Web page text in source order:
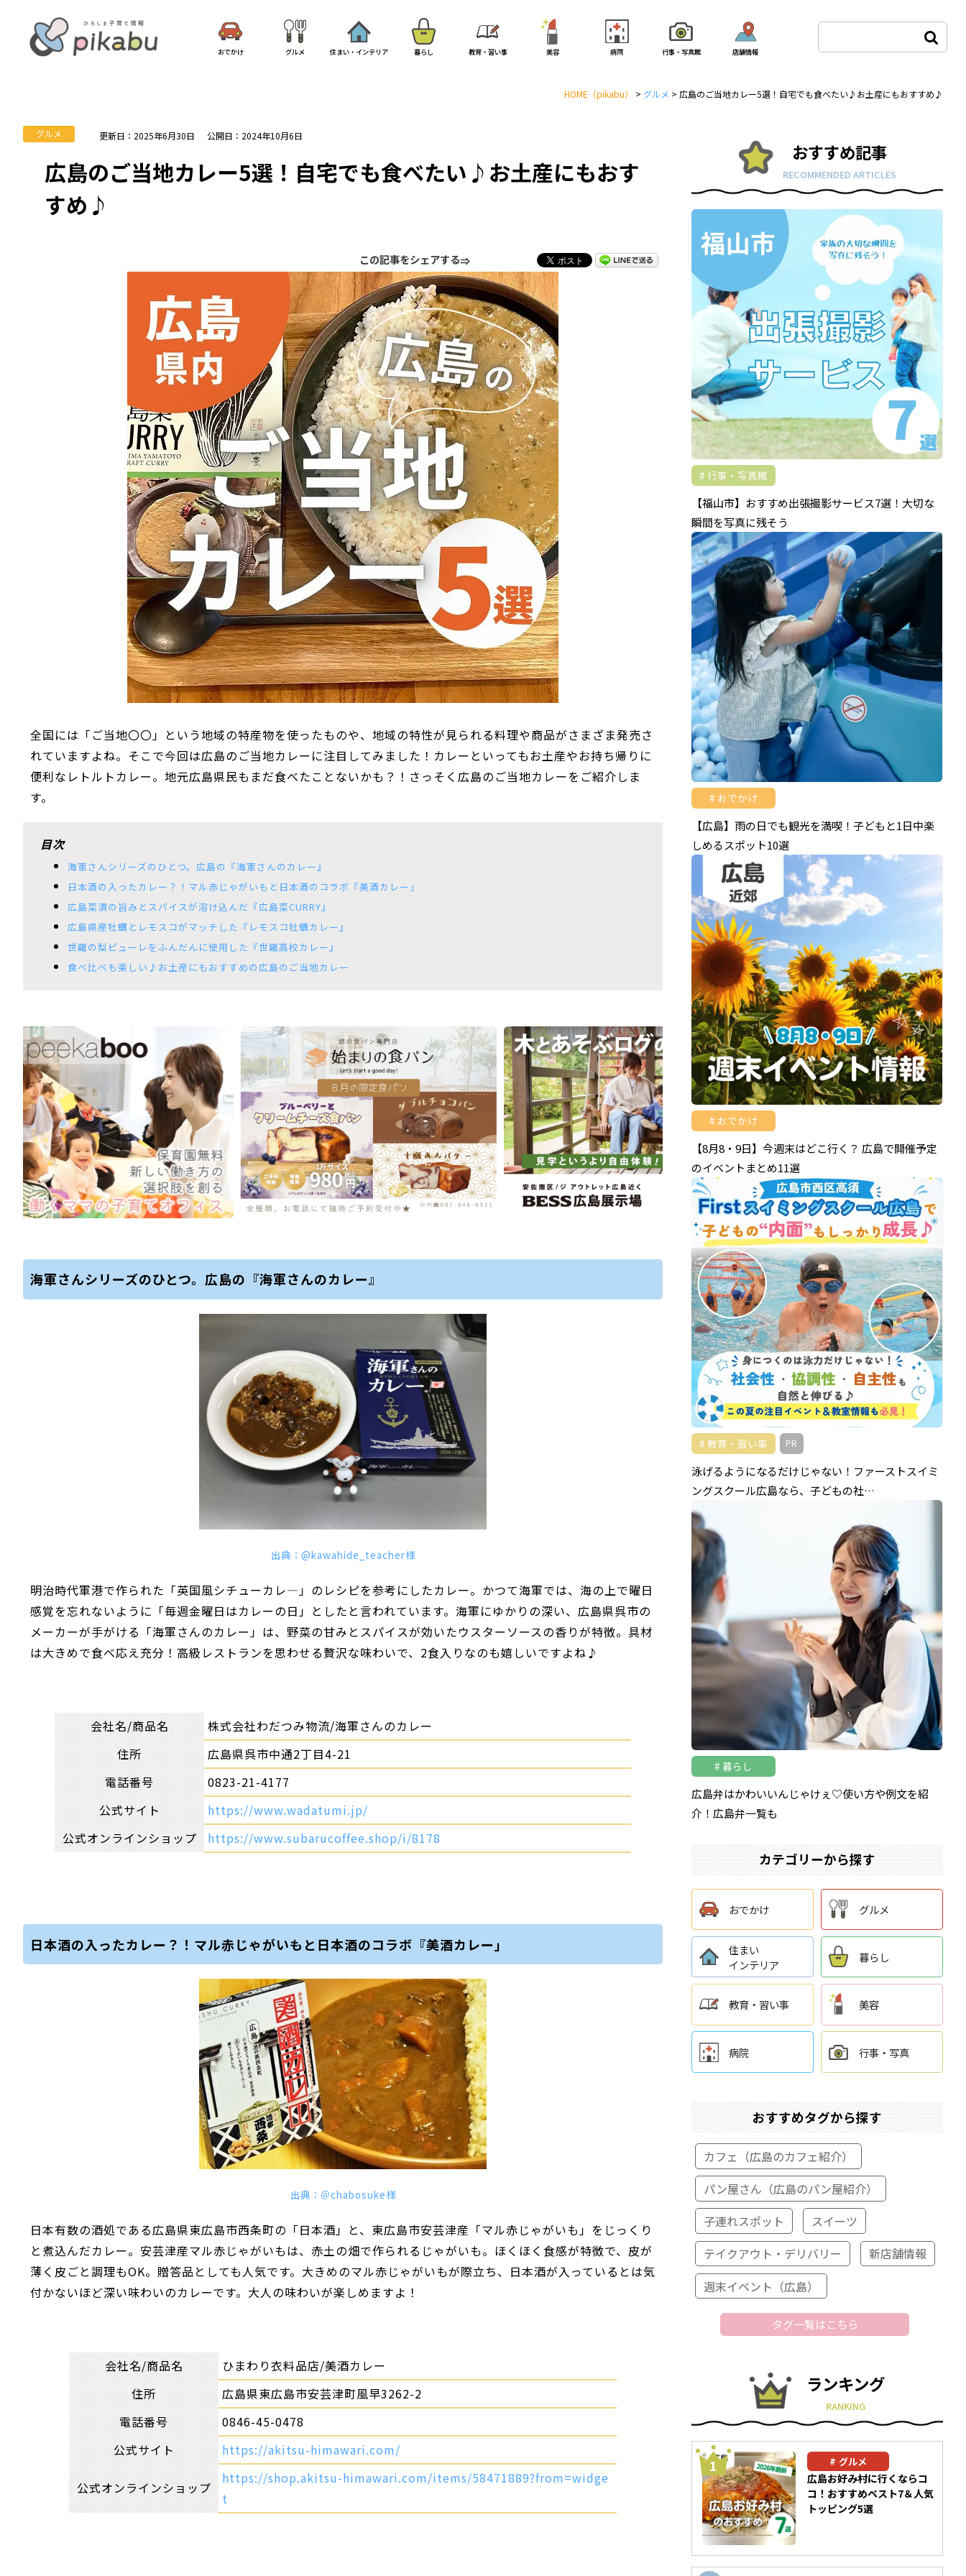
おでかけ グルメ 住まい・インテリア 暮らし 教育・習い事 美容 病院 行事・写真館 店舗情報
HOME （pikabu） > グルメ > 広島のご当地カレー5選！自宅でも食べたい♪お土産にもおすすめ♪
グルメ 更新日：2025年6月30日 公開日：2024年10月6日
広島のご当地カレー5選！自宅でも食べたい♪お土産にもおす
すめ♪
この記事をシェアする
全国には「ご当地〇〇」という地域の特産物を使ったものや、地域の特性が見られる料理や商品がさまざま発売さ
れていますよね。そこで今回は広島のご当地カレーに注目してみました！カレーといってもお土産やお持ち帰りに
便利なレトルトカレー。地元広島県民もまだ食べたことないかも？！さっそく広島のご当地カレーをご紹介しま
す。
目次
海軍さんシリーズのひとつ。広島の『海軍さんのカレー』
日本酒の入ったカレー？！マル赤じゃがいもと日本酒のコラボ『美酒カレー」
広島菜漬の旨みとスパイスが溶け込んだ『広島菜CURRY』
広島県産牡蠣とレモスコがマッチした『レモスコ牡蠣カレー』
世羅の梨ピューレをふんだんに使用した『世羅高校カレー』
食べ比べも楽しい♪お土産にもおすすめの広島のご当地カレー
海軍さんシリーズのひとつ。広島の『海軍さんのカレー』
出典：@kawahide_teacher様
明治時代軍港で作られた「英国風シチューカレ―」のレシピを参考にしたカレー。かつて海軍では、海の上で曜日
感覚を忘れないように「毎週金曜日はカレーの日」としたと言われています。海軍にゆかりの深い、広島県呉市の
メーカーが手がける「海軍さんのカレー」は、野菜の甘みとスパイスが効いたウスターソースの香りが特徴。具材
は大きめで食べ応え充分！高級レストランを思わせる贅沢な味わいで、2食入りなのも嬉しいですよね♪
会社名/商品名
株式会社わだつみ物流/海軍さんのカレー
住所
広島県呉市中通2丁目4-21
電話番号
0823-21-4177
公式サイト
https://www.wadatumi.jp/
公式オンラインショップ
https://www.subarucoffee.shop/i/8178
日本酒の入ったカレー？！マル赤じゃがいもと日本酒のコラボ『美酒カレー」
出典：＠chabosuke様
日本有数の酒処である広島県東広島市西条町の「日本酒」と、東広島市安芸津産「マル赤じゃがいも」をじっくり
と煮込んだカレー。安芸津産マル赤じゃがいもは、赤土の畑で作られるじゃがいも。ほくほく食感が特徴で、皮が
薄く皮ごと調理もOK。贈答品としても人気です。大きめのマル赤じゃがいもが際立ち、日本酒が入っているとは気
付かないほど深い味わいのカレーです。大人の味わいが楽しめますよ！
会社名/商品名
ひまわり衣料品店/美酒カレー
住所
広島県東広島市安芸津町風早3262-2
電話番号
0846-45-0478
公式サイト
https://akitsu-himawari.com/
公式オンラインショップ
https://shop.akitsu-himawari.com/items/58471889?from=widge
t
おすすめ記事
RECOMMENDED ARTICLES
行事・写真館
【福山市】おすすめ出張撮影サービス7選！大切な
瞬間を写真に残そう
おでかけ
【広島】雨の日でも観光を満喫！子どもと1日中楽
しめるスポット10選
おでかけ
【8月8・9日】今週末はどこ行く？ 広島で開催予定
のイベントまとめ11選
教育・習い事 PR
泳げるようになるだけじゃない！ファーストスイミ
ングスクール広島なら、子どもの社…
暮らし
広島弁はかわいいんじゃけぇ♡使い方や例文を紹
介！広島弁一覧も
カテゴリーから探す
おでかけ グルメ
住まい
インテリア
暮らし
教育・習い事 美容
病院 行事・写真
おすすめタグから探す
カフェ（広島のカフェ紹介）
パン屋さん（広島のパン屋紹介）
子連れスポット
スイーツ
テイクアウト・デリバリー
新店舗情報
週末イベント（広島）
タグ一覧はこちら
ランキング
RANKING
グルメ
広島お好み村に行くならコ
コ！おすすめベスト7＆人気
トッピング5選